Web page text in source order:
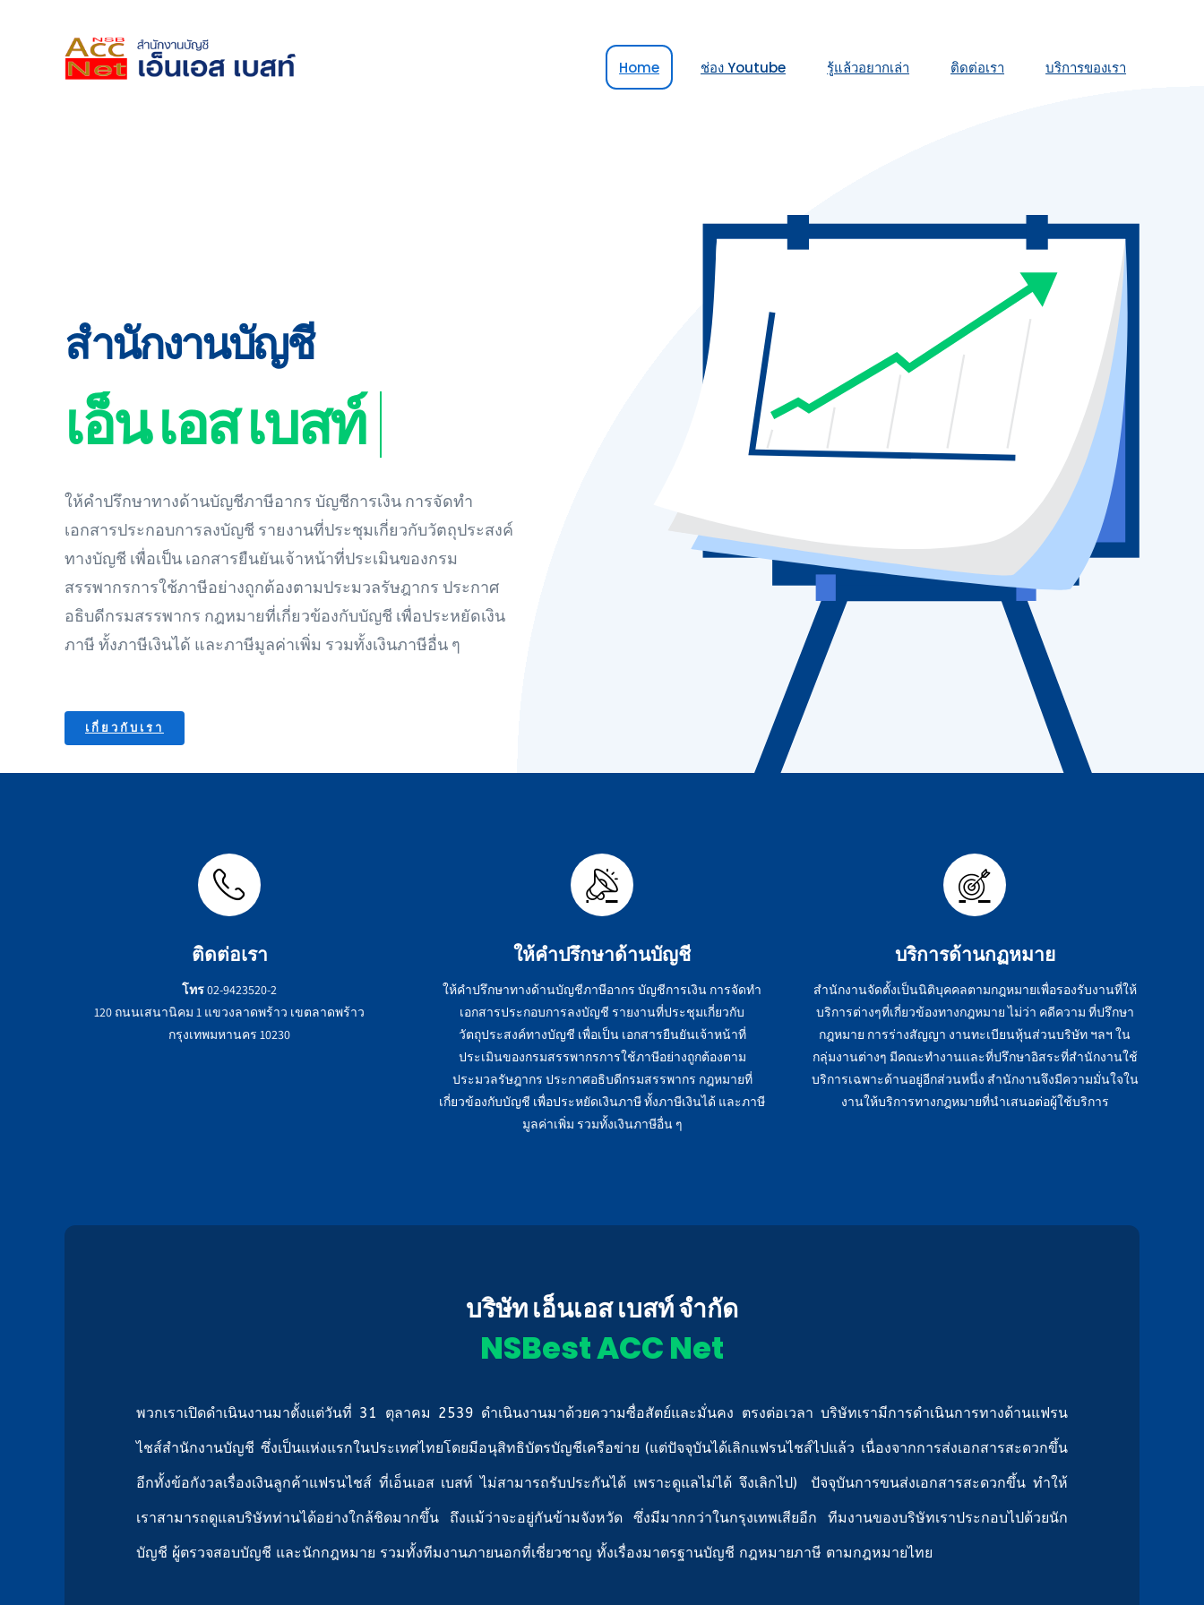
Home ช่อง Youtube รู้แล้วอยากเล่า ติดต่อเรา บริการของเรา
สำนักงานบัญชี
ให้คำปรึกษาทางด้านบัญชีภาษีอากร บัญชีการเงิน การจัดทำ
เอกสารประกอบการลงบัญชี รายงานที่ประชุมเกี่ยวกับวัตถุประสงค์
ทางบัญชี เพื่อเป็น เอกสารยืนยันเจ้าหน้าที่ประเมินของกรม
สรรพากรการใช้ภาษีอย่างถูกต้องตามประมวลรัษฎากร ประกาศ
อธิบดีกรมสรรพากร กฎหมายที่เกี่ยวข้องกับบัญชี เพื่อประหยัดเงิน
ภาษี ทั้งภาษีเงินได้ และภาษีมูลค่าเพิ่ม รวมทั้งเงินภาษีอื่น ๆ
เกี่ยวกับเรา
ติดต่อเรา
โทร02-9423520-2
120 ถนนเสนานิคม 1 แขวงลาดพร้าว เขตลาดพร้าว
กรุงเทพมหานคร 10230
ให้คำปรึกษาด้านบัญชี
ให้คำปรึกษาทางด้านบัญชีภาษีอากร บัญชีการเงิน การจัดทำ
เอกสารประกอบการลงบัญชี รายงานที่ประชุมเกี่ยวกับ
วัตถุประสงค์ทางบัญชี เพื่อเป็น เอกสารยืนยันเจ้าหน้าที่
ประเมินของกรมสรรพากรการใช้ภาษีอย่างถูกต้องตาม
ประมวลรัษฎากร ประกาศอธิบดีกรมสรรพากร กฎหมายที่
เกี่ยวข้องกับบัญชี เพื่อประหยัดเงินภาษี ทั้งภาษีเงินได้ และภาษี
มูลค่าเพิ่ม รวมทั้งเงินภาษีอื่น ๆ
บริการด้านกฏหมาย
สำนักงานจัดตั้งเป็นนิติบุคคลตามกฎหมายเพื่อรองรับงานที่ให้
บริการต่างๆที่เกี่ยวข้องทางกฎหมาย ไม่ว่า คดีความ ที่ปรึกษา
กฎหมาย การร่างสัญญา งานทะเบียนหุ้นส่วนบริษัท ฯลฯ ใน
กลุ่มงานต่างๆ มีคณะทำงานและที่ปรึกษาอิสระที่สำนักงานใช้
บริการเฉพาะด้านอยู่อีกส่วนหนึ่ง สำนักงานจึงมีความมั่นใจใน
งานให้บริการทางกฎหมายที่นำเสนอต่อผู้ใช้บริการ
บริษัท เอ็นเอส เบสท์ จำกัด
NSBest ACC Net
พวกเราเปิดดำเนินงานมาตั้งแต่วันที่ 31 ตุลาคม 2539 ดำเนินงานมาด้วยความซื่อสัตย์และมั่นคง ตรงต่อเวลา บริษัทเรามีการดำเนินการทางด้านแฟรน
ไชส์สำนักงานบัญชี ซึ่งเป็นแห่งแรกในประเทศไทยโดยมีอนุสิทธิบัตรบัญชีเครือข่าย (แต่ปัจจุบันได้เลิกแฟรนไชส์ไปแล้ว เนื่องจากการส่งเอกสารสะดวกขึ้น
อีกทั้งข้อกังวลเรื่องเงินลูกค้าแฟรนไชส์ ที่เอ็นเอส เบสท์ ไม่สามารถรับประกันได้ เพราะดูแลไม่ได้ จึงเลิกไป) ปัจจุบันการขนส่งเอกสารสะดวกขึ้น ทำให้
เราสามารถดูแลบริษัทท่านได้อย่างใกล้ชิดมากขึ้น ถึงแม้ว่าจะอยู่กันข้ามจังหวัด ซึ่งมีมากกว่าในกรุงเทพเสียอีกทีมงานของบริษัทเราประกอบไปด้วยนัก
บัญชี ผู้ตรวจสอบบัญชี และนักกฎหมาย รวมทั้งทีมงานภายนอกที่เชี่ยวชาญ ทั้งเรื่องมาตรฐานบัญชี กฎหมายภาษี ตามกฎหมายไทย